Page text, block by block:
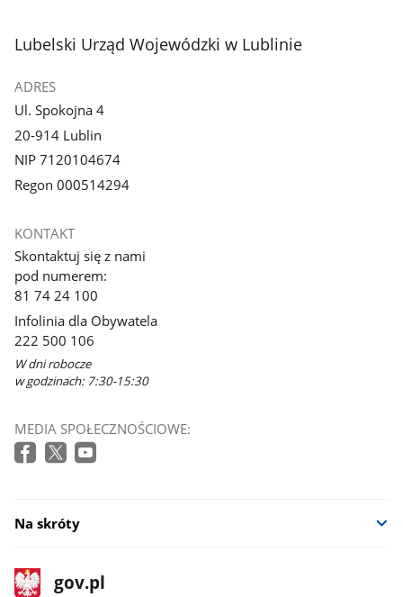
stopka
Lubelski Urząd Wojewódzki w Lublinie
ADRES
Ul. Spokojna 4
20-914 Lublin
NIP 7120104674
Regon 000514294
KONTAKT
Skontaktuj się z nami
pod numerem:
81 74 24 100
Infolinia dla Obywatela
222 500 106
W dni robocze
w godzinach: 7:30-15:30
MEDIA SPOŁECZNOŚCIOWE:
Na skróty
stopka
gov.pl
Strona
gov.pl